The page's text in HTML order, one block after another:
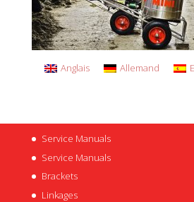
Anglais Allemand
Service Manuals
Service Manuals
Brackets
Linkages